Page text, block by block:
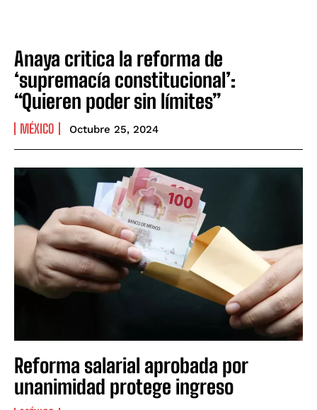
Anaya critica la reforma de
‘supremacía constitucional’:
“Quieren poder sin límites”
MÉXICO Octubre 25, 2024
Reforma salarial aprobada por
unanimidad protege ingreso